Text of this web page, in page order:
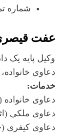
شماره تماس:
عفت
دعاوی
خدمات:
دعاوی
دعاوی ملکی
دعاوی کیفری